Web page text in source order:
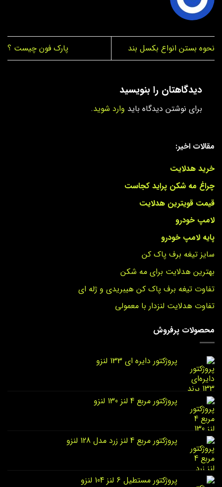
مقالات اخیر:
خرید هدلایت
چراغ مه شکن پراید کجاست
قیمت قویترین هدلایت
لامپ خودرو
پایه لامپ خودرو
سایز تیغه برف پاک کن
بهترین هدلایت برای مه شکن
تفاوت تیغه برف پاک کن هیبریدی و ژله ای
تفاوت هدلایت لنزدار با معمولی
محصولات پرفروش
پروژکتور دایره‌ ای 133 لنزو
پروژکتور مربع 4 لنز 130 لنزو
پروژکتور مربع 4 لنز زرد مدل 128 لنزو
پروژکتور مستطیل 6 لنز 104 لنزو
نحوه بستن انواع بکسل بند پارک فون چیست ؟
دیدگاهتان را بنویسید
برای نوشتن دیدگاه باید وارد شوید.